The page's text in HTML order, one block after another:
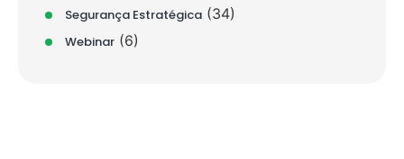
Segurança Estratégica (34)
Webinar (6)